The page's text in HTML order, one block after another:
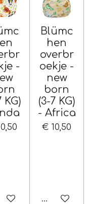
-
KG)
Blümc
hen
overbr
oekje -
new
born
(3-7 KG)
- Africa
€ 10,50
In